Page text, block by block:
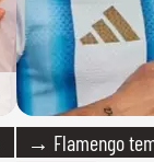
→ Flamengo